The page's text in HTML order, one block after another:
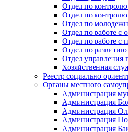
Отдел по
Отдел по контролю
Отдел по
Отдел по работе
Отдел по работе с
Отдел по развитию
Отдел управления
Хозяйственная
Реестр социально
Органы местного
Администрация
Администрация
Администрация
Администрация
Администрация